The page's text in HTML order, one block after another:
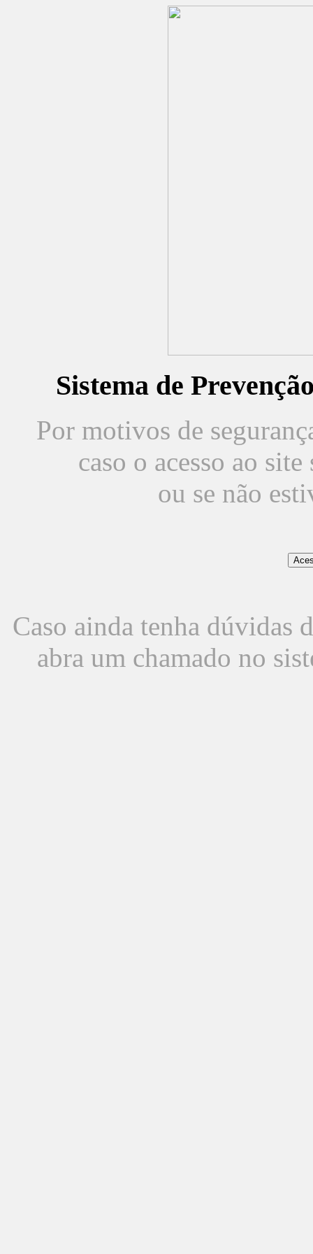
Sistema de
Por motivos de
caso o acesso ao
ou se não
Caso ainda tenha dúvidas
abra um chamado no